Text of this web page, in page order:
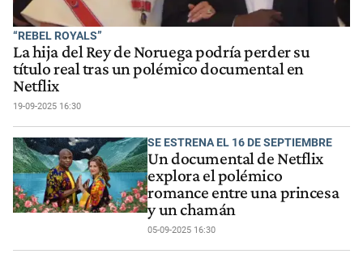
“REBEL ROYALS”
La hija del Rey de Noruega podría perder su
título real tras un polémico documental en
Netflix
19-09-2025 16:30
SE ESTRENA EL 16 DE SEPTIEMBRE
Un documental de Netflix
explora el polémico
romance entre una princesa
y un chamán
05-09-2025 16:30